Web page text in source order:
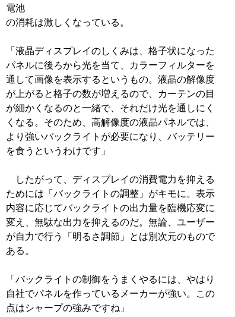
電池
の消耗は激しくなっている。
「液晶ディスプレイのしくみは、格子状になった
パネルに後ろから光を当て、カラーフィルターを
通して画像を表示するというもの。液晶の解像度
が上がると格子の数が増えるので、カーテンの目
が細かくなるのと一緒で、それだけ光を通しにく
くなる。そのため、高解像度の液晶パネルでは、
より強いバックライトが必要になり、バッテリー
を食うというわけです」
したがって、ディスプレイの消費電力を抑える
ためには「バックライトの調整」がキモに。表示
内容に応じてバックライトの出力量を臨機応変に
変え、無駄な出力を抑えるのだ。無論、ユーザー
が自力で行う「明るさ調節」とは別次元のもので
ある。
「バックライトの制御をうまくやるには、やはり
自社でパネルを作っているメーカーが強い。この
点はシャープの強みですね」